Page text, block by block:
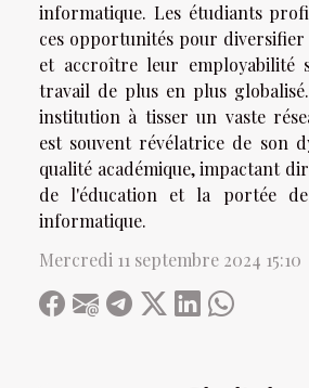
informatique. Les étudiants
ces opportunités pour diversifier
et accroître leur employabilité
travail de plus en plus
institution à tisser un vaste
est souvent révélatrice de son
qualité académique, impactant
de l'éducation et la portée
informatique.
Mercredi 11 septembre 2024 15:10